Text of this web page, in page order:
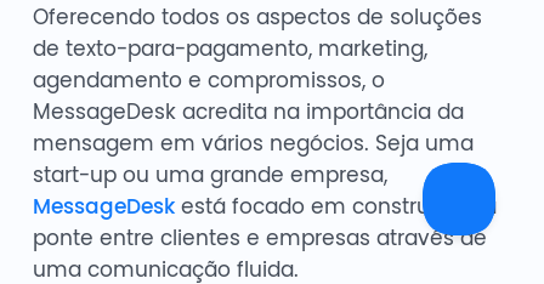
Oferecendo todos os aspectos de soluções
de texto-para-pagamento, marketing,
agendamento e compromissos, o
MessageDesk acredita na importância da
mensagem em vários negócios. Seja uma
start-up ou uma grande empresa,
MessageDeskestá focado em construir uma
ponte entre clientes e empresas através de
uma comunicação fluida.